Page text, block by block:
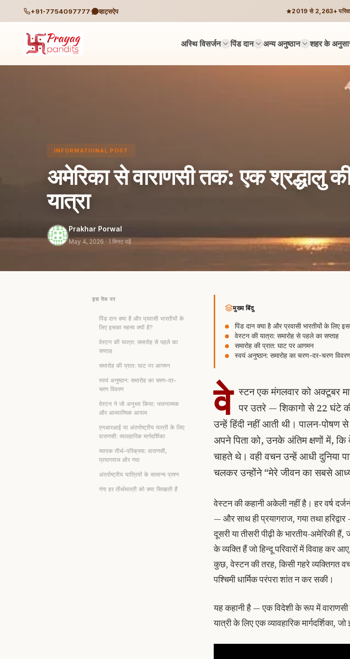
+91-7754097777 व्हाट्सऐप 2019 से 2,263+
अस्थि विसर्जन पिंड दान अन्य अनुष्ठान शहर के
INFORMATIONAL POST
अमेरिका से वाराणसी तक: एक श्रद्धालु
यात्रा
Prakhar Porwal
May 4, 2026 · 1 मिनट पढ़ें
इस पेज पर
पिंड दान क्या है और प्रवासी भारतीयों के
लिए इसका महत्त्व क्यों है?
वेस्टन की यात्रा: समारोह से पहले का
सप्ताह
समारोह की प्रात: घाट पर आगमन
स्वयं अनुष्ठान: समारोह का चरण-दर-
चरण विवरण
वेस्टन ने जो अनुभव किया: भावनात्मक
और आध्यात्मिक आयाम
एनआरआई या अंतर्राष्ट्रीय यात्री के लिए
वाराणसी: व्यावहारिक मार्गदर्शिका
व्यापक तीर्थ-परिक्रमा: वाराणसी,
प्रयागराज और गया
अंतर्राष्ट्रीय यात्रियों के सामान्य प्रश्न
गंगा हर तीर्थयात्री को क्या सिखाती हैं
मुख्य बिंदु
पिंड दान क्या है और प्रवासी भारतीयों के लिए
वेस्टन की यात्रा: समारोह से पहले का सप्ताह
समारोह की प्रात: घाट पर आगमन
स्वयं अनुष्ठान: समारोह का चरण-दर-चरण
वे स्टन एक मंगलवार को अक्टूबर
पर उतरे — शिकागो से 22 घंटे
उन्हें हिंदी नहीं आती थी। पालन-पोषण
अपने पिता को, उनके अंतिम क्षणों में,
चाहते थे। वही वचन उन्हें आधी
चलकर उन्होंने “मेरे जीवन का सबसे
वेस्टन की कहानी अकेली नहीं है। हर वर्ष
— और साथ ही प्रयागराज, गया तथा
दूसरी या तीसरी पीढ़ी के भारतीय-
के व्यक्ति हैं जो हिन्दू परिवारों में विवाह कर
कुछ, वेस्टन की तरह, किसी गहरे व्यक्तिगत
पश्चिमी धार्मिक परंपरा शांत न कर सकी।
यह कहानी है — एक विदेशी के रूप में
यात्री के लिए एक व्यावहारिक मार्गदर्शिका,